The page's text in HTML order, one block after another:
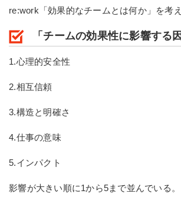
re:work「効果的なチームとは何か」を考
「チームの効果性に影響する因
1.心理的安全性
2.相互信頼
3.構造と明確さ
4.仕事の意味
5.インパクト
影響が大きい順に1から5まで並んでいる